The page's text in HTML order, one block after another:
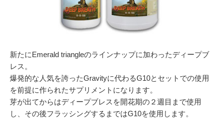
お電話でのお問い合わせ
054-270-4456
新たにEmerald triangleのラインナップに加わったディープブ
レス。
爆発的な人気を誇ったGravityに代わるG10とセットでの使用
を前提に作られたサプリメントになります。
芽が出てからはディープブレスを開花期の２週目まで使用
し、その後フラッシングするまではG10を使用します。